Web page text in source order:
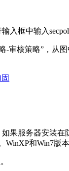
入框中输入
-审核策略”，从
果服务器安装
WinXP和Win7版